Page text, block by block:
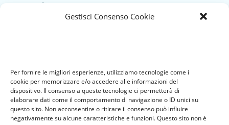
Gestisci Consenso Cookie
Per fornire le migliori esperienze, utilizziamo tecnologie come i
cookie per memorizzare e/o accedere alle informazioni del
dispositivo. Il consenso a queste tecnologie ci permetterà di
elaborare dati come il comportamento di navigazione o ID unici su
questo sito. Non acconsentire o ritirare il consenso può influire
negativamente su alcune caratteristiche e funzioni. Questo sito non è
società
Uncategorized
viaggi
web
web marketing